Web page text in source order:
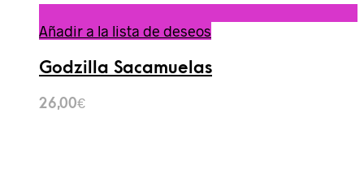
Añadir a la lista de deseos
Godzilla Sacamuelas
26,00€